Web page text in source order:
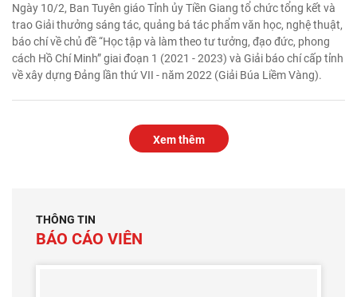
Ngày 10/2, Ban Tuyên giáo Tỉnh ủy Tiền Giang tổ chức tổng kết và
trao Giải thưởng sáng tác, quảng bá tác phẩm văn học, nghệ thuật,
báo chí về chủ đề “Học tập và làm theo tư tưởng, đạo đức, phong
cách Hồ Chí Minh” giai đoạn 1 (2021 - 2023) và Giải báo chí cấp tỉnh
về xây dựng Đảng lần thứ VII - năm 2022 (Giải Búa Liềm Vàng).
Xem thêm
THÔNG TIN
BÁO CÁO VIÊN